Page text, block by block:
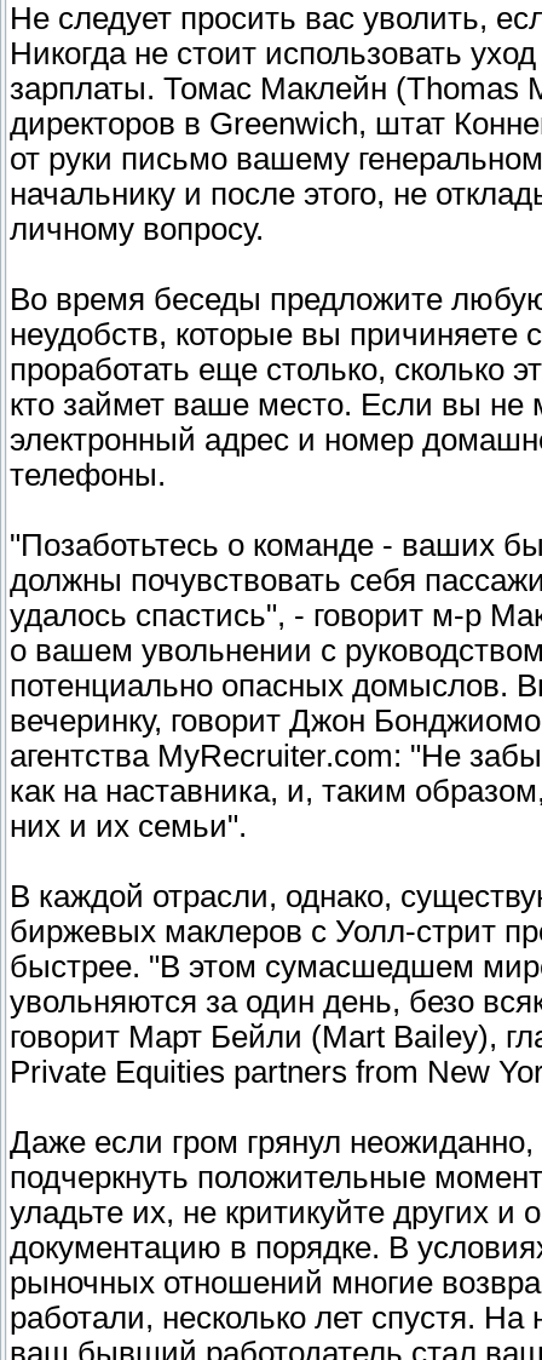
Не следует просить вас уволить,
Никогда не стоит использовать
зарплаты. Томас Маклейн (Thomas
директоров в Greenwich, штат
от руки письмо вашему
начальнику и после этого, не
личному вопросу.
Во время беседы предложите
неудобств, которые вы причиняете
проработать еще столько, сколько
кто займет ваше место. Если вы не
электронный адрес и номер
телефоны.
"Позаботьтесь о команде - ваших
должны почувствовать себя
удалось спастись", - говорит м-р
о вашем увольнении с
потенциально опасных домыслов.
вечеринку, говорит Джон
агентства MyRecruiter.com: "Не
как на наставника, и, таким
них и их семьи".
В каждой отрасли, однако,
биржевых маклеров с Уолл-стрит
быстрее. "В этом сумасшедшем
увольняются за один день, безо
говорит Март Бейли (Mart Bailey),
Private Equities partners from New
Даже если гром грянул
подчеркнуть положительные
уладьте их, не критикуйте других и
документацию в порядке. В
рыночных отношений многие
работали, несколько лет спустя.
ваш бывший работодатель стал